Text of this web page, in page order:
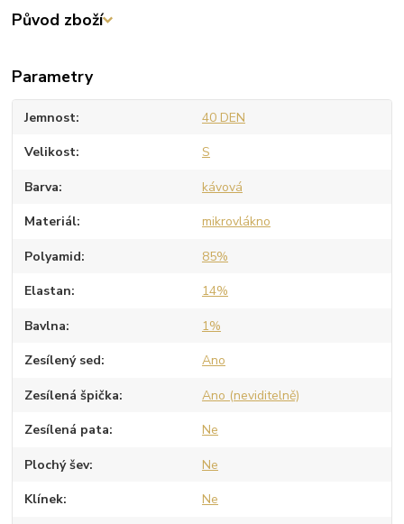
Původ zboží
Parametry
Jemnost 40 DEN
Velikost S
Barva kávová
Materiál mikrovlákno
Polyamid 85%
Elastan 14%
Bavlna 1%
Zesílený sed Ano
Zesílená špička Ano (neviditelně)
Zesílená pata Ne
Plochý šev Ne
Klínek Ne